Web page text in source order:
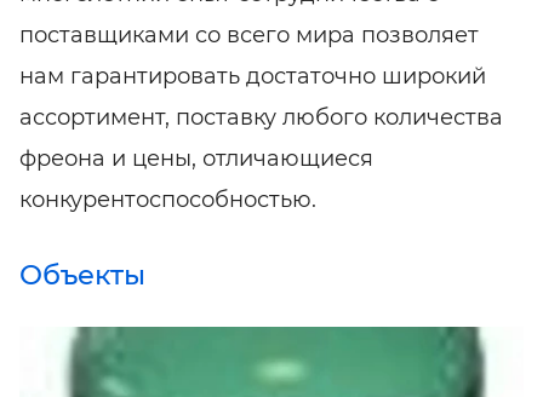
поставщиками со всего мира позволяет
нам гарантировать достаточно широкий
ассортимент, поставку любого количества
фреона и цены, отличающиеся
конкурентоспособностью.
Объекты